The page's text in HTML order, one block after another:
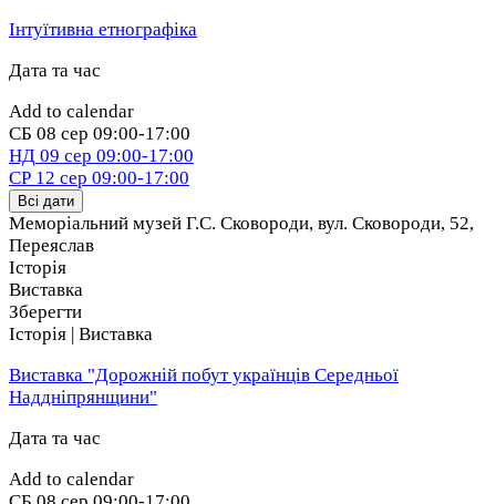
Інтуїтивна етнографіка
Дата та час
Add to calendar
СБ 08 сер 09:00-17:00
НД 09 сер 09:00-17:00
СР 12 сер 09:00-17:00
Всі дати
Меморіальний музей Г.С. Сковороди, вул. Сковороди, 52,
Переяслав
Історія
Виставка
Зберегти
Історія | Виставка
Виставка "Дорожній побут українців Середньої
Наддніпрянщини"
Дата та час
Add to calendar